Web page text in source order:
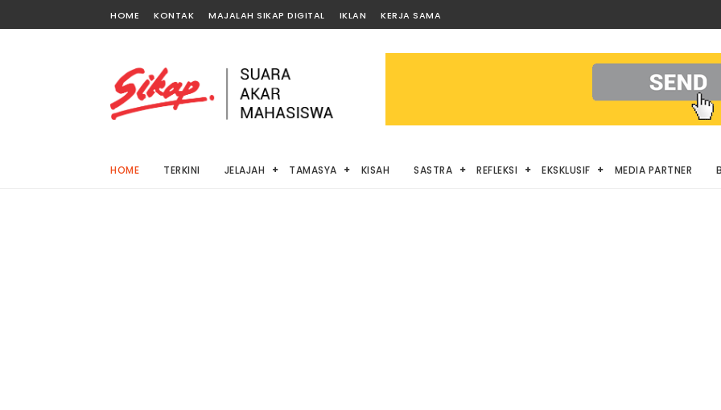
HOME KONTAK MAJALAH SIKAP DIGITAL IKLAN KERJA SAMA
HOME TERKINI JELAJAH TAMASYA KISAH SASTRA REFLEKSI EKSKLUSIF MEDIA PARTNER